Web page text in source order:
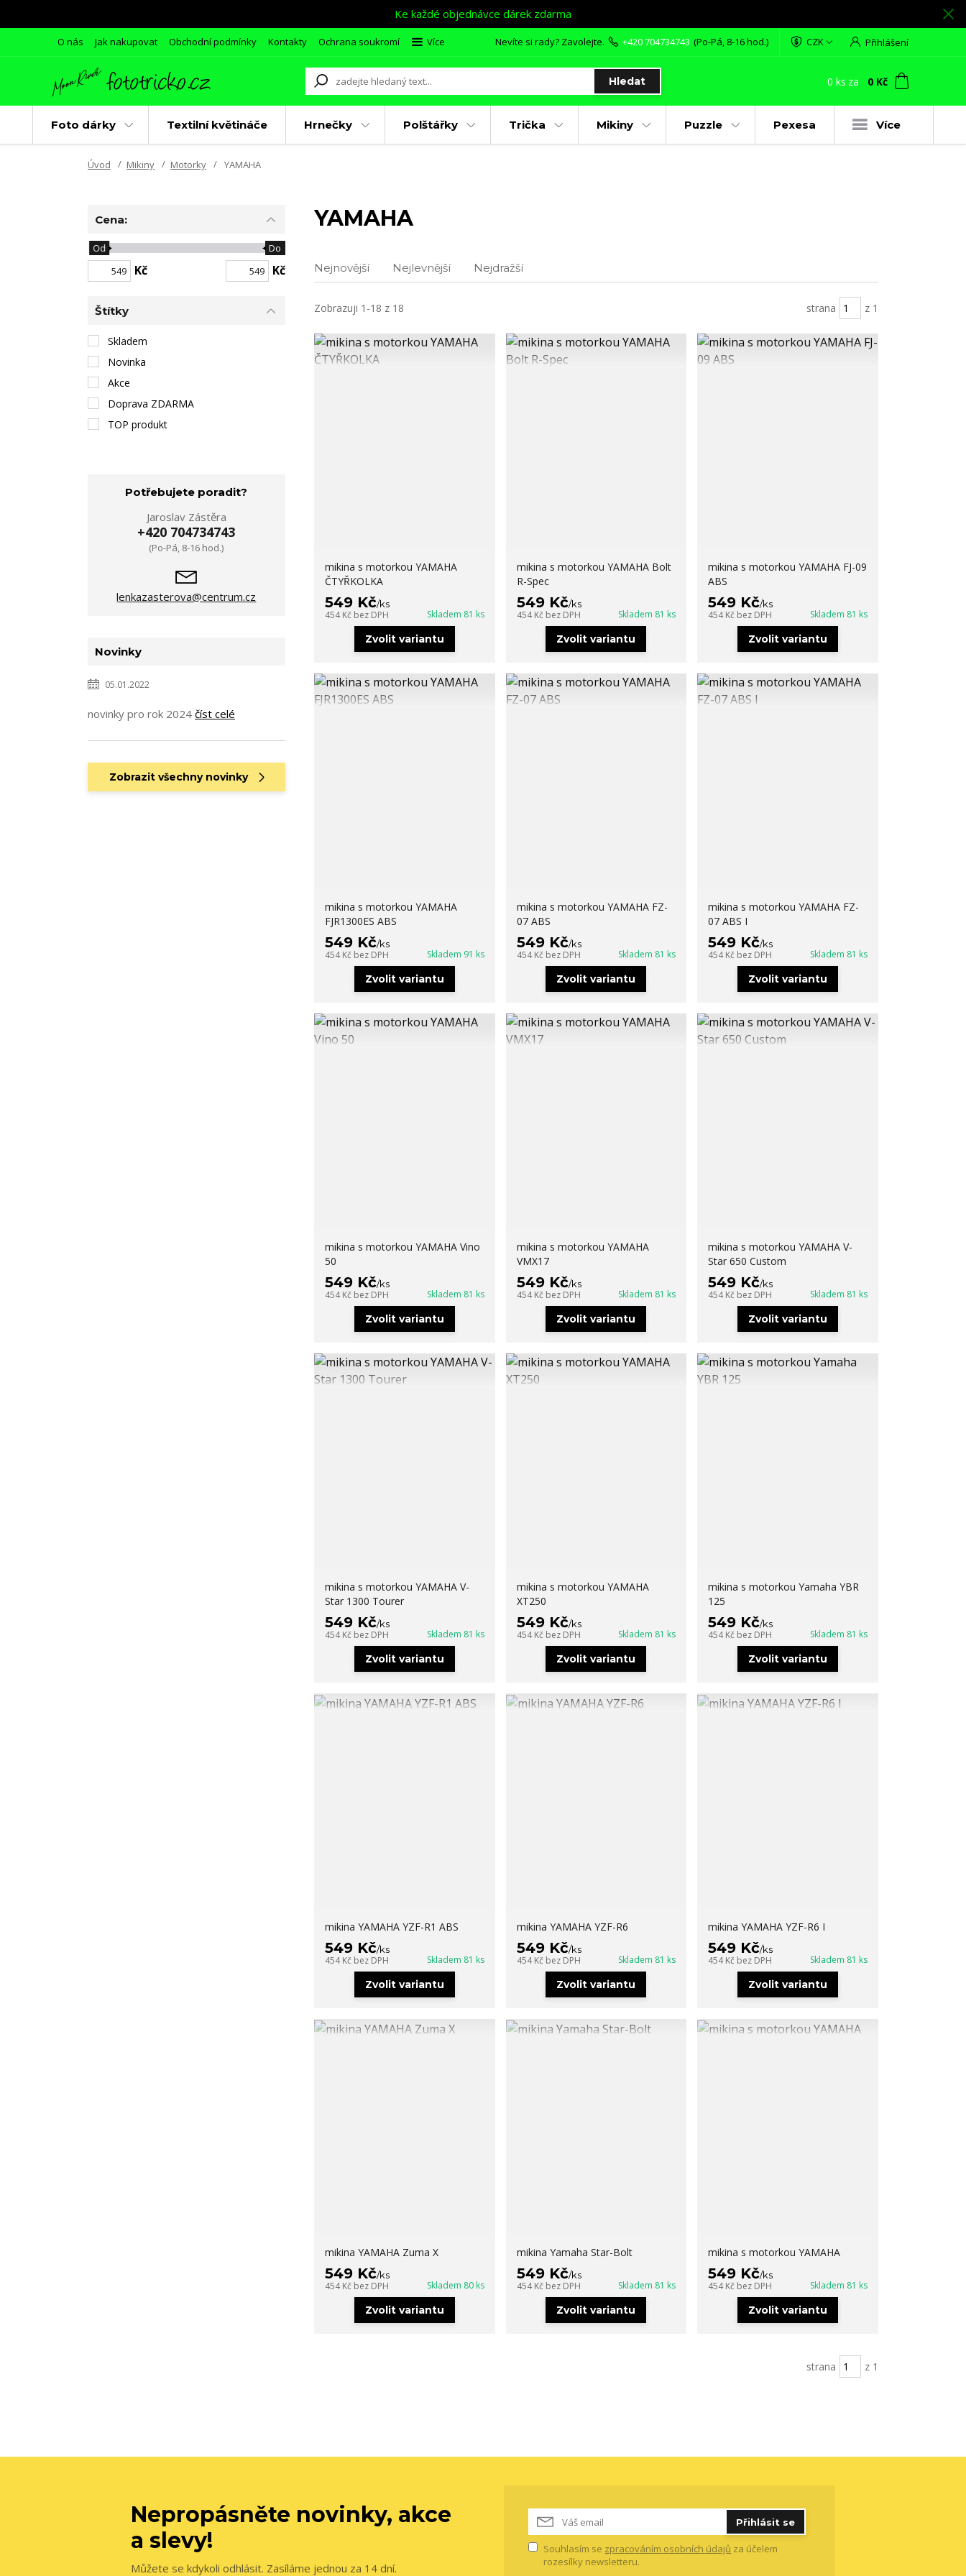
Ke každé objednávce dárek zdarma
O nás Jak nakupovat Obchodní podmínky Kontakty Ochrana soukromí Více CZK Přihlášení
Hledat
Nevíte si rady? Zavolejte. +420 704734743 (Po-Pá, 8-16 hod.)
0 ks za 0 Kč
Foto dárky Textilní květináče Hrnečky Polštářky Trička Mikiny Puzzle Pexesa Více
Úvod Mikiny Motorky YAMAHA
YAMAHA
Nejnovější Nejlevnější Nejdražší
Zobrazuji 1-18 z 18 strana z 1
mikina s motorkou YAMAHA
ČTYŘKOLKA
549 Kč/ks
454 Kč bez DPH Skladem 81 ks
Zvolit variantu
mikina s motorkou YAMAHA Bolt
R-Spec
549 Kč/ks
454 Kč bez DPH Skladem 81 ks
Zvolit variantu
mikina s motorkou YAMAHA FJ-09
ABS
549 Kč/ks
454 Kč bez DPH Skladem 81 ks
Zvolit variantu
mikina s motorkou YAMAHA
FJR1300ES ABS
549 Kč/ks
454 Kč bez DPH Skladem 91 ks
Zvolit variantu
mikina s motorkou YAMAHA FZ-
07 ABS
549 Kč/ks
454 Kč bez DPH Skladem 81 ks
Zvolit variantu
mikina s motorkou YAMAHA FZ-
07 ABS I
549 Kč/ks
454 Kč bez DPH Skladem 81 ks
Zvolit variantu
mikina s motorkou YAMAHA Vino
50
549 Kč/ks
454 Kč bez DPH Skladem 81 ks
Zvolit variantu
mikina s motorkou YAMAHA
VMX17
549 Kč/ks
454 Kč bez DPH Skladem 81 ks
Zvolit variantu
mikina s motorkou YAMAHA V-
Star 650 Custom
549 Kč/ks
454 Kč bez DPH Skladem 81 ks
Zvolit variantu
mikina s motorkou YAMAHA V-
Star 1300 Tourer
549 Kč/ks
454 Kč bez DPH Skladem 81 ks
Zvolit variantu
mikina s motorkou YAMAHA
XT250
549 Kč/ks
454 Kč bez DPH Skladem 81 ks
Zvolit variantu
mikina s motorkou Yamaha YBR
125
549 Kč/ks
454 Kč bez DPH Skladem 81 ks
Zvolit variantu
mikina YAMAHA YZF-R1 ABS
549 Kč/ks
454 Kč bez DPH Skladem 81 ks
Zvolit variantu
mikina YAMAHA YZF-R6
549 Kč/ks
454 Kč bez DPH Skladem 81 ks
Zvolit variantu
mikina YAMAHA YZF-R6 I
549 Kč/ks
454 Kč bez DPH Skladem 81 ks
Zvolit variantu
mikina YAMAHA Zuma X
549 Kč/ks
454 Kč bez DPH Skladem 80 ks
Zvolit variantu
mikina Yamaha Star-Bolt
549 Kč/ks
454 Kč bez DPH Skladem 81 ks
Zvolit variantu
mikina s motorkou YAMAHA
549 Kč/ks
454 Kč bez DPH Skladem 81 ks
Zvolit variantu
strana z 1
Cena:
Kč
Od Do
Kč
Štítky
Skladem
Novinka
Akce
Doprava ZDARMA
TOP produkt
Potřebujete poradit?
Jaroslav Zástěra
+420 704734743
(Po-Pá, 8-16 hod.)
lenkazasterova@centrum.cz
Novinky
05.01.2022
novinky pro rok 2024 číst celé
Zobrazit všechny novinky
Nepropásněte novinky, akce
a slevy!
Můžete se kdykoli odhlásit. Zasíláme jednou za 14 dní.
Přihlásit se
Souhlasím se zpracováním osobních údajů za účelem
rozesílky newsletteru.